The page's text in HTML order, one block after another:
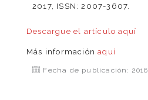
2017, ISSN: 2007-3607.
Descargue el artículoaquí
Más informaciónaquí
Fecha de publicación: 2016